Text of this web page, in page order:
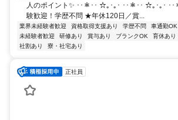
人のポイント✨ ･･＊･･ ☆｡･｡･ ･･＊･･ ☆｡･｡･
験歓迎！学歴不問 ★年休120日／賞...
業界未経験者歓迎 資格取得支援あり 学歴不問 車通勤OK
未経験者歓迎
研修あり 賞与あり ブランクOK 育休あり
社割あり
寮・社宅あり
正社員